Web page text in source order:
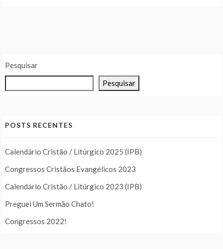
Pesquisar
Pesquisar
POSTS RECENTES
Calendário Cristão / Litúrgico 2025 (IPB)
Congressos Cristãos Evangélicos 2023
Calendário Cristão / Litúrgico 2023 (IPB)
Preguei Um Sermão Chato!
Congressos 2022!